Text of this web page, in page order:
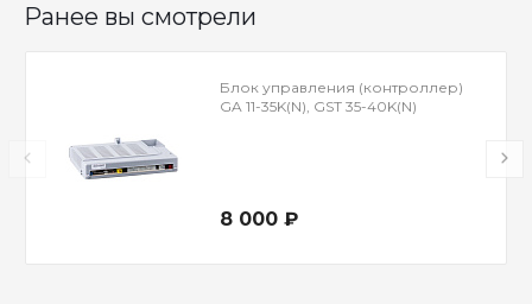
Ранее вы смотрели
Блок управления (контроллер)
GA 11-35K(N), GST 35-40K(N)
8 000 ₽